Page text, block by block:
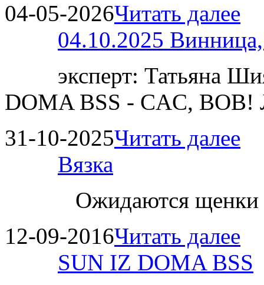
04-05-2026Читать далее
04.10.2025
эксперт: Татьяна
DOMA BSS - CAC,
31-10-2025Читать далее
Вязка
Ожидаются
12-09-2016Читать далее
SUN IZ DOMA BSS